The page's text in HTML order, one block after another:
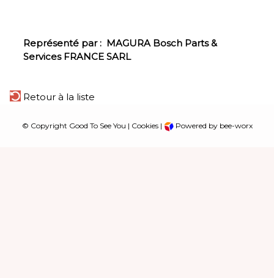
Représenté par : MAGURA Bosch Parts &
Services FRANCE SARL
Retour à la liste
© Copyright Good To See You | Cookies| Powered by bee-worx